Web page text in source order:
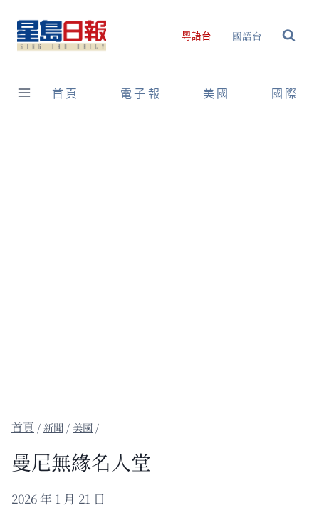
content
粵語台 國語台
首頁 電子報 美國 國際
/新聞 / 美國 /
曼尼無緣名人堂
2026 年 1 月 21 日